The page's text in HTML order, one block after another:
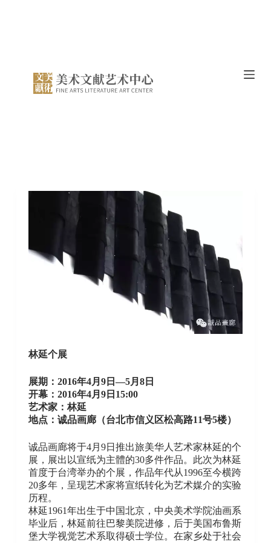
林延个展
展期：2016年4月9日—5月8日
开幕：2016年4月9日15:00
艺术家： 林延
地点：诚品画廊（台北市信义区松高路11号5楼）
诚品画廊将于4月9日推出旅美华人艺术家林延的个
展，展出以宣纸为主體的30多件作品。此次为林延
首度于台湾举办的个展，作品年代从1996至今横跨
20多年，呈现艺术家将宣纸转化为艺术媒介的实验
历程。
林延1961年出生于中国北京，中央美术学院油画系
毕业后，林延前往巴黎美院进修，后于美国布鲁斯
堡大学视觉艺术系取得硕士学位。在家乡处于社会